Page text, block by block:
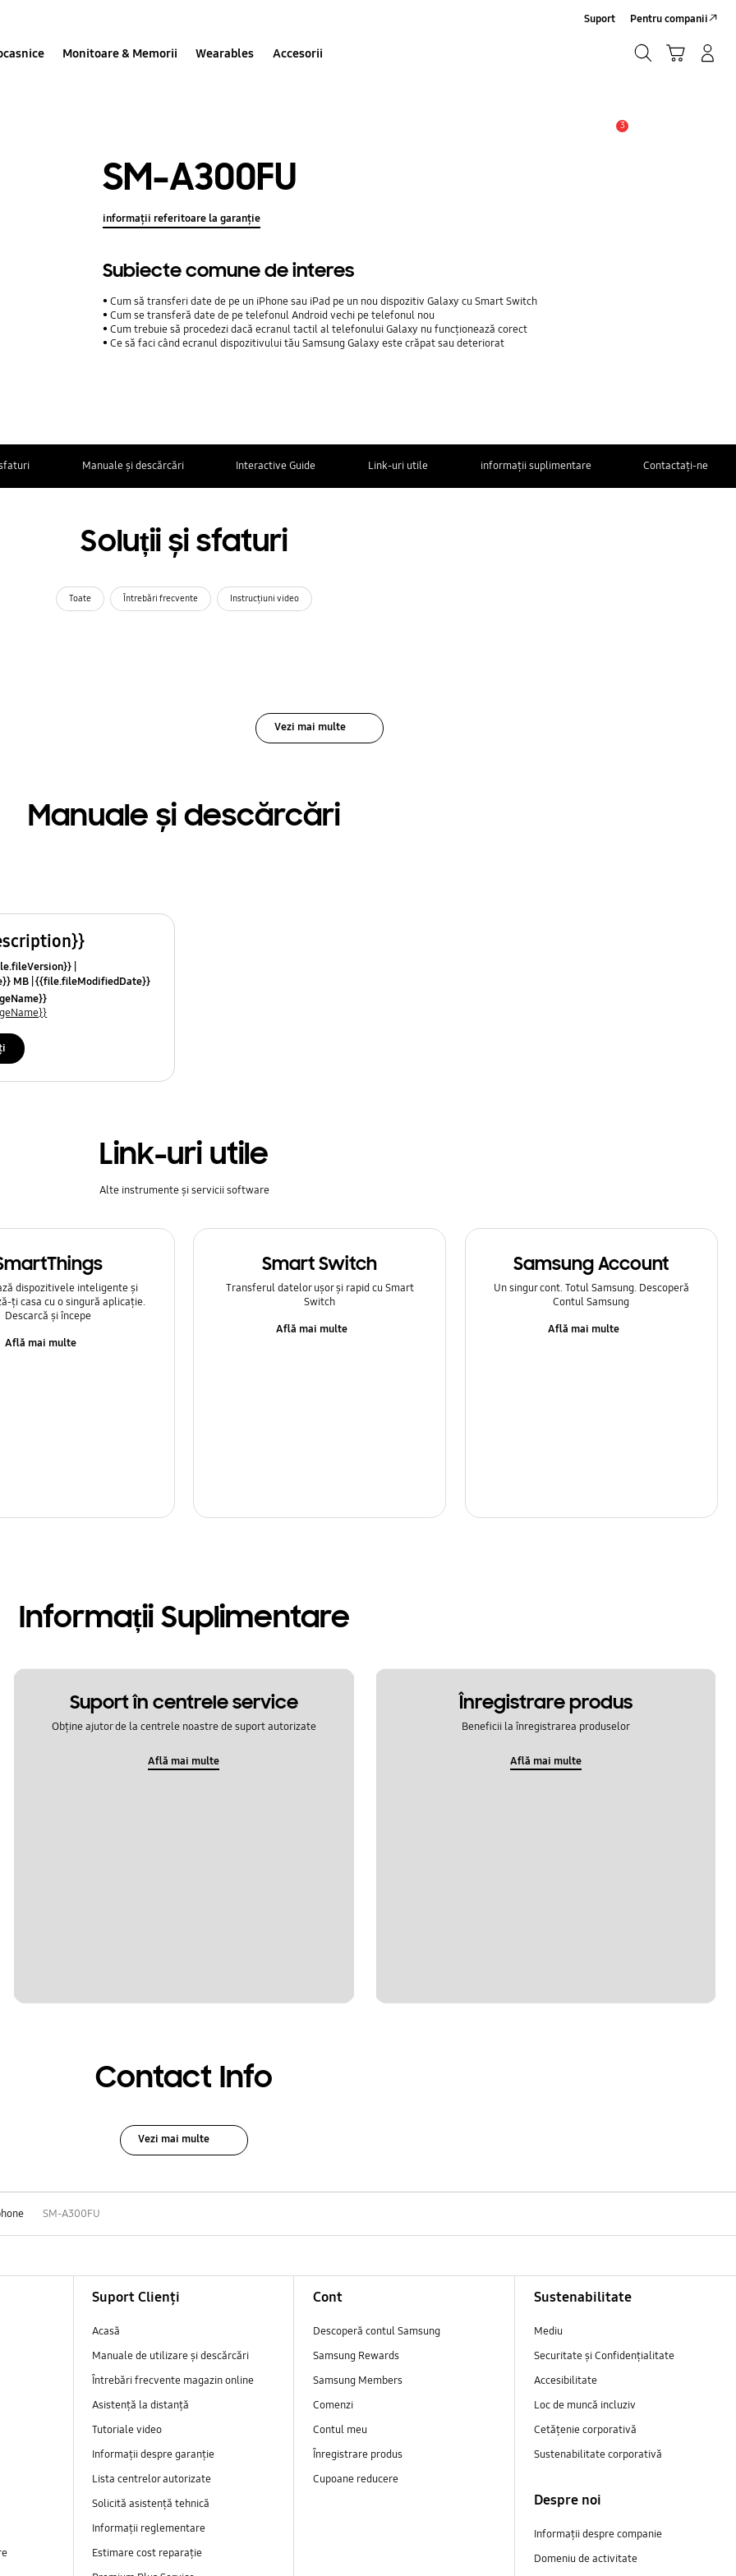
Monitoare & Memorii Wearables Accesorii
Suport Pentru companii
3
SM-A300FU
informații referitoare la garanție
Subiecte comune de interes
Cum să transferi date de pe un iPhone sau iPad pe un nou dispozitiv Galaxy cu Smart Switch
Cum se transferă date de pe telefonul Android vechi pe telefonul nou
Cum trebuie să procedezi dacă ecranul tactil al telefonului Galaxy nu funcționează corect
Ce să faci când ecranul dispozitivului tău Samsung Galaxy este crăpat sau deteriorat
Manuale și descărcări Interactive Guide Link-uri utile informații suplimentare Contactaţi-ne
Soluții și sfaturi
Toate Întrebări frecvente Instrucţiuni video
Vezi mai multe
Manuale și descărcări
MB {{file.fileModifiedDate}}
Link-uri utile
Alte instrumente și servicii software
dispozitivele inteligente și
ți casa cu o singură aplicație.
Descarcă și începe
Află mai multe
Smart Switch
Transferul datelor ușor și rapid cu Smart
Switch
Află mai multe
Samsung Account
Un singur cont. Totul Samsung. Descoperă
Contul Samsung
Află mai multe
Informații Suplimentare
Suport în centrele service
Obține ajutor de la centrele noastre de suport autorizate
Află mai multe
Înregistrare produs
Beneficii la înregistrarea produselor
Află mai multe
Contact Info
Vezi mai multe
SM-A300FU
Suport Clienți
Acasă
Manuale de utilizare și descărcări
Întrebări frecvente magazin online
Asistență la distanță
Tutoriale video
Informații despre garanție
Lista centrelor autorizate
Solicită asistență tehnică
Informații reglementare
Estimare cost reparație
Cont
Descoperă contul Samsung
Samsung Rewards
Samsung Members
Comenzi
Contul meu
Înregistrare produs
Cupoane reducere
Sustenabilitate
Mediu
Securitate și Confidențialitate
Accesibilitate
Loc de muncă incluziv
Cetățenie corporativă
Sustenabilitate corporativă
Despre noi
Informații despre companie
Domeniu de activitate